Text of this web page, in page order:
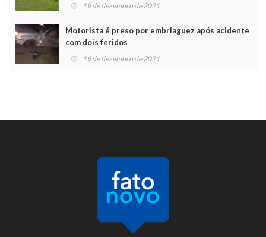
19 de dezembro de 2021
Motorista é preso por embriaguez após acidente
com dois feridos
19 de dezembro de 2021